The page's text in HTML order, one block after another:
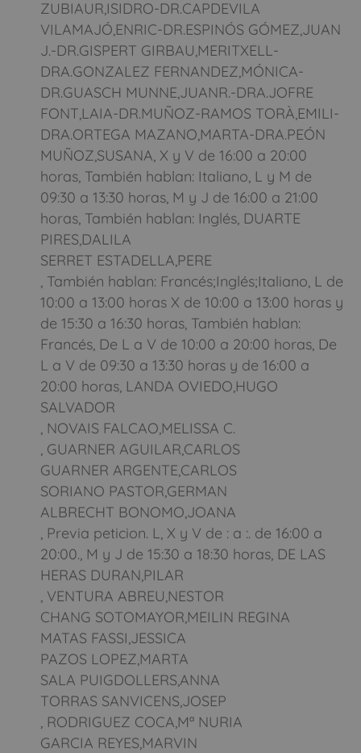
ZUBIAUR,ISIDRO-DR.CAPDEVILA
VILAMAJÓ,ENRIC-DR.ESPINÓS GÓMEZ,JUAN
J.-DR.GISPERT GIRBAU,MERITXELL-
DRA.GONZALEZ FERNANDEZ,MÓNICA-
DR.GUASCH MUNNE,JUANR.-DRA.JOFRE
FONT,LAIA-DR.MUÑOZ-RAMOS TORÀ,EMILI-
DRA.ORTEGA MAZANO,MARTA-DRA.PEÓN
MUÑOZ,SUSANA, X y V de 16:00 a 20:00
horas, También hablan: Italiano, L y M de
09:30 a 13:30 horas, M y J de 16:00 a 21:00
horas, También hablan: Inglés, DUARTE
PIRES,DALILA
SERRET ESTADELLA,PERE
, También hablan: Francés;Inglés;Italiano, L de
10:00 a 13:00 horas X de 10:00 a 13:00 horas y
de 15:30 a 16:30 horas, También hablan:
Francés, De L a V de 10:00 a 20:00 horas, De
L a V de 09:30 a 13:30 horas y de 16:00 a
20:00 horas, LANDA OVIEDO,HUGO
SALVADOR
, NOVAIS FALCAO,MELISSA C.
, GUARNER AGUILAR,CARLOS
GUARNER ARGENTE,CARLOS
SORIANO PASTOR,GERMAN
ALBRECHT BONOMO,JOANA
, Previa peticion. L, X y V de : a :. de 16:00 a
20:00., M y J de 15:30 a 18:30 horas, DE LAS
HERAS DURAN,PILAR
, VENTURA ABREU,NESTOR
CHANG SOTOMAYOR,MEILIN REGINA
MATAS FASSI,JESSICA
PAZOS LOPEZ,MARTA
SALA PUIGDOLLERS,ANNA
TORRAS SANVICENS,JOSEP
, RODRIGUEZ COCA,Mª NURIA
GARCIA REYES,MARVIN